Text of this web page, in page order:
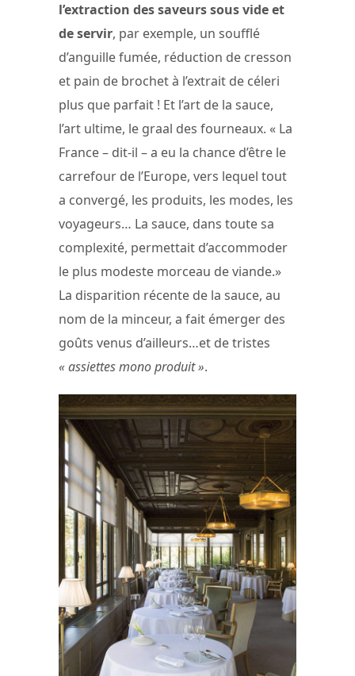
l’extraction des saveurs sous vide et
de servir, par exemple, un soufflé
d’anguille fumée, réduction de cresson
et pain de brochet à l’extrait de céleri
plus que parfait ! Et l’art de la sauce,
l’art ultime, le graal des fourneaux. « La
France – dit-il – a eu la chance d’être le
carrefour de l’Europe, vers lequel tout
a convergé, les produits, les modes, les
voyageurs… La sauce, dans toute sa
complexité, permettait d’accommoder
le plus modeste morceau de viande.»
La disparition récente de la sauce, au
nom de la minceur, a fait émerger des
goûts venus d’ailleurs…et de tristes
« assiettes mono produit ».